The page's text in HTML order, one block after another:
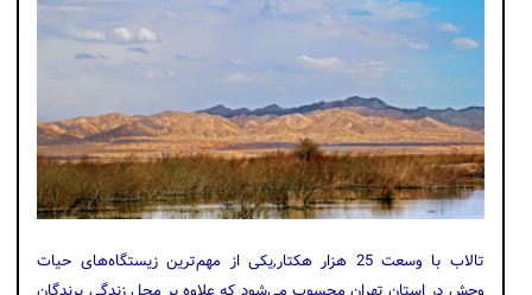
تالاب با وسعت 25 هزار هکتار,یکی از مهم‌ترین زیستگاه‌های حیات